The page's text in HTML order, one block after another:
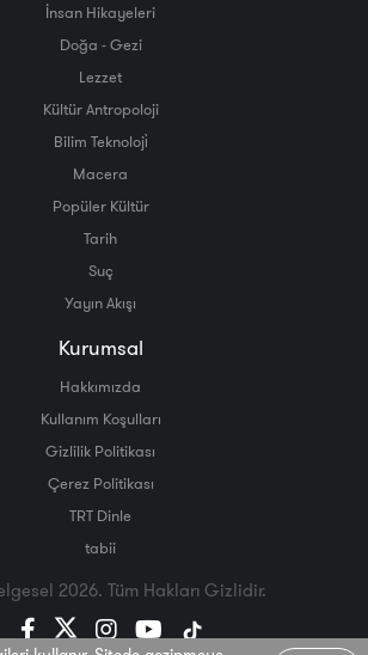
İnsan Hikayeleri
Doğa - Gezi
Lezzet
Kültür Antropoloji
Bilim Teknoloji̇
Macera
Popüler Kültür
Tarih
Suç
Yayın Akışı
Kurumsal
Hakkımızda
Kullanım Koşulları
Gizlilik Politikası
Çerez Politikası
TRT Dinle
tabii
2026. Tüm Hakları Gizlidir.